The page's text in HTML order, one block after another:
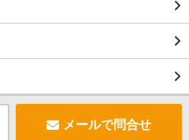
メールで問合せ